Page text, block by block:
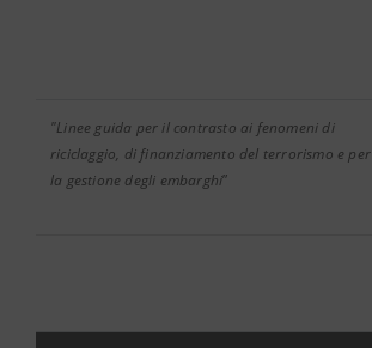
"Linee guida per il contrasto ai fenomeni di
riciclaggio, di finanziamento del terrorismo e per
la gestione degli embarghi”